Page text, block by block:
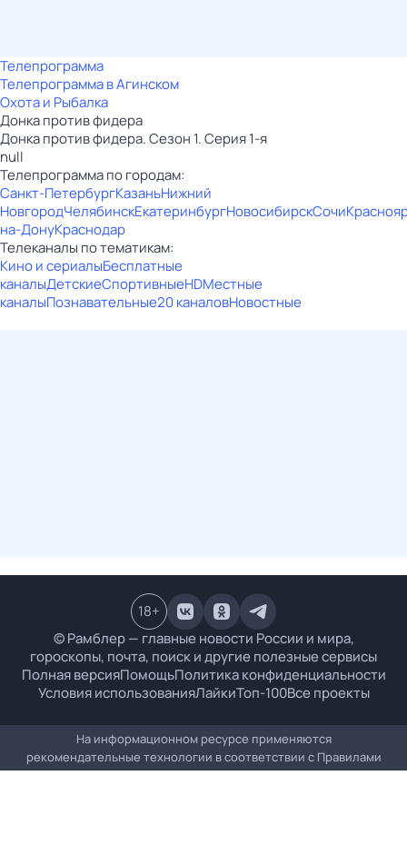
Телепрограмма
Телепрограмма в Агинском
Охота и Рыбалка
Донка против фидера
Донка против фидера. Сезон 1. Серия 1-я
null
Телепрограмма по городам:
Санкт-ПетербургКазаньНижний
НовгородЧелябинскЕкатеринбургНовосибирскСочи
на-ДонуКраснодар
Телеканалы по тематикам:
Кино и сериалыБесплатные
каналыДетскиеСпортивныеHDМестные
каналыПознавательные20 каналовНовостные
© Рамблер — главные новости России и мира,
гороскопы, почта, поиск и другие полезные сервисы
Полная версияПомощьПолитика конфиденциальности
Условия использованияЛайкиТоп-100Все проекты
18+
На информационном ресурсе применяются
рекомендательные технологии в соответствии с Правилами